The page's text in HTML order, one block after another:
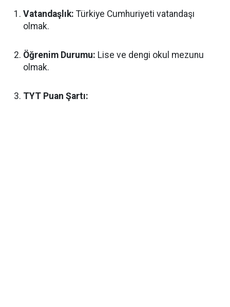
Vatandaşlık: Türkiye Cumhuriyeti vatandaşı
olmak.
Öğrenim Durumu: Lise ve dengi okul mezunu
olmak.
TYT Puan Şartı: